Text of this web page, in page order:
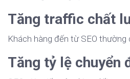
Tăng traffic chất
Khách hàng đến từ SEO thường
Tăng tỷ lệ chuyển